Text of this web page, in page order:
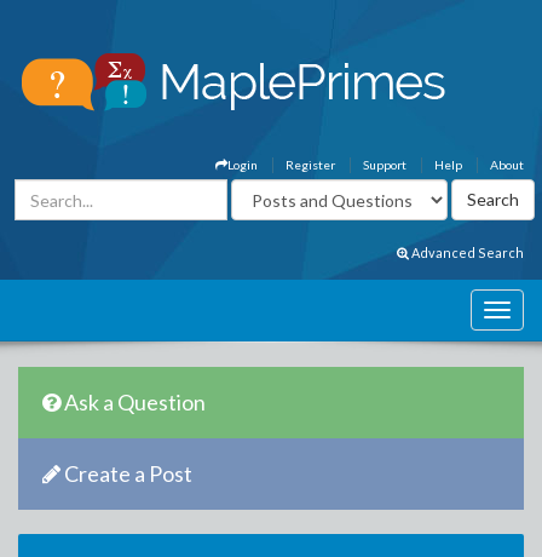
About
Help
Support
Register
Login
Advanced Search
Ask a Question
Create a Post